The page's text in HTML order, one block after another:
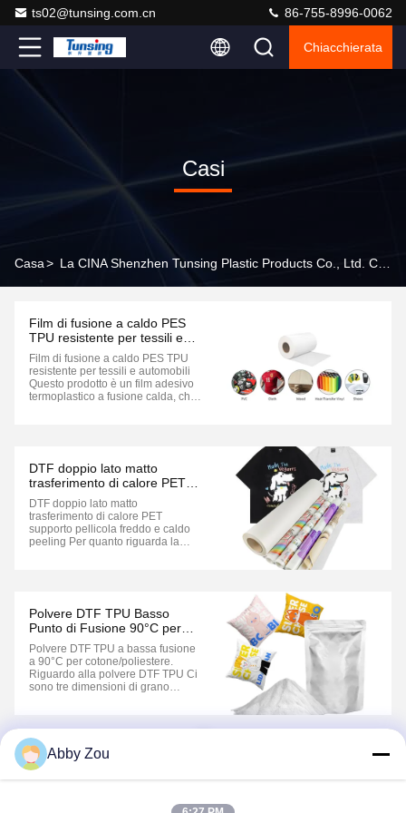
ts02@tunsing.com.cn 86-755-8996-0062
Chiacchierata
Casi
Casa>
Film di fusione a caldo PES
TPU resistente per tessili e
automobili
Film di fusione a caldo PES TPU
resistente per tessili e automobili
Questo prodotto è un film adesivo
termoplastico a fusione calda, che
DTF doppio lato matto
trasferimento di calore PET
supporto pellicola freddo e
caldo peeling
DTF doppio lato matto
trasferimento di calore PET
supporto pellicola freddo e caldo
peeling Per quanto riguarda la
Rollo:0.075mm*30cm*100m &0...
Polvere DTF TPU Basso
Punto di Fusione 90°C per
Cotone/Poliestere | Certificato
OEKO-TEX
Polvere DTF TPU a bassa fusione
a 90°C per cotone/poliestere.
Riguardo alla polvere DTF TPU Ci
sono tre dimensioni di grano
250 μm sono adatti per abiti più
spessi. I nostri prodotti possono
essere ...
Abby Zou